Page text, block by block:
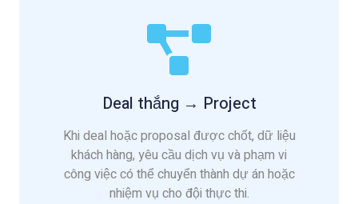
Deal thắng → Project
Khi deal hoặc proposal được chốt, dữ liệu
khách hàng, yêu cầu dịch vụ và phạm vi
công việc có thể chuyển thành dự án hoặc
nhiệm vụ cho đội thực thi.